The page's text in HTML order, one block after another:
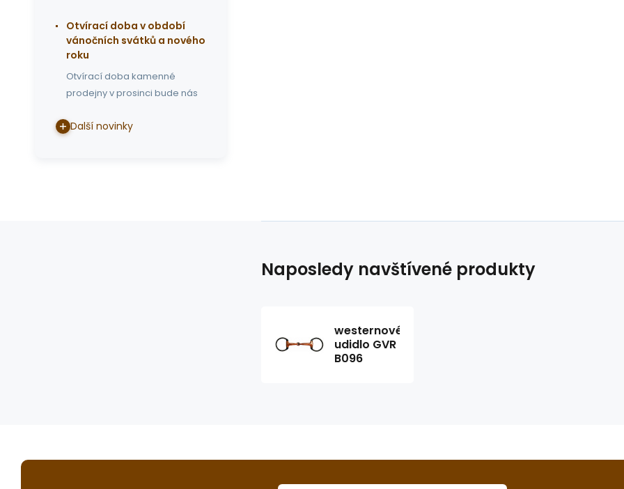
Otvírací doba v období
vánočních svátků a nového
roku
Otvírací doba kamenné
prodejny v prosinci bude nás
Další novinky
Naposledy navštívené produkty
westernové
udidlo GVR
B096